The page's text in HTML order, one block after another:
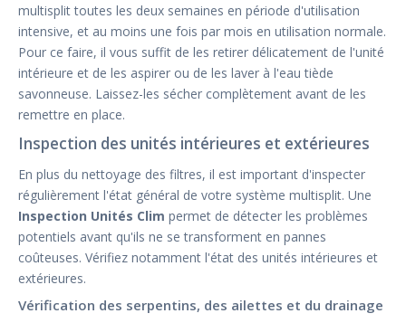
multisplit toutes les deux semaines en période d'utilisation
intensive, et au moins une fois par mois en utilisation normale.
Pour ce faire, il vous suffit de les retirer délicatement de l'unité
intérieure et de les aspirer ou de les laver à l'eau tiède
savonneuse. Laissez-les sécher complètement avant de les
remettre en place.
Inspection des unités intérieures et extérieures
En plus du nettoyage des filtres, il est important d'inspecter
régulièrement l'état général de votre système multisplit. Une
Inspection Unités Clim permet de détecter les problèmes
potentiels avant qu'ils ne se transforment en pannes
coûteuses. Vérifiez notamment l'état des unités intérieures et
extérieures.
Vérification des serpentins, des ailettes et du drainage